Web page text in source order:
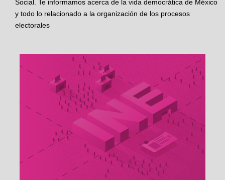
Social. Te informamos acerca de la vida democrática de México
y todo lo relacionado a la organización de los procesos
electorales